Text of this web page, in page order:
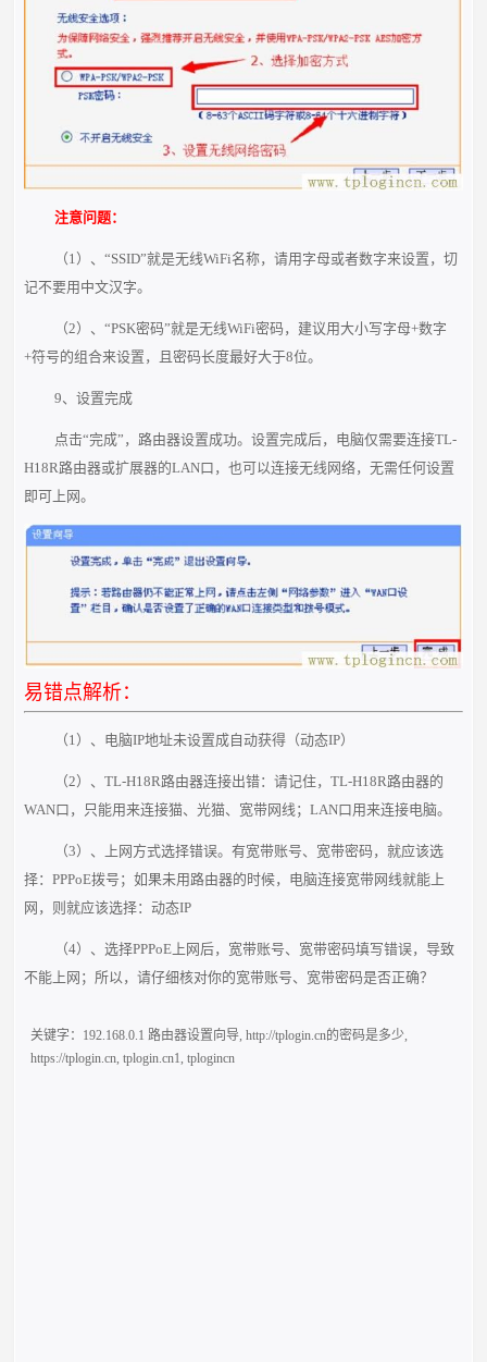
注意问题：
（1）、“SSID”就是无线WiFi名称，请用字母或者数字来设置，切
记不要用中文汉字。
（2）、“PSK密码”就是无线WiFi密码，建议用大小写字母+数字
+符号的组合来设置，且密码长度最好大于8位。
9、设置完成
点击“完成”，路由器设置成功。设置完成后，电脑仅需要连接TL-
H18R路由器或扩展器的LAN口，也可以连接无线网络，无需任何设置
即可上网。
易错点解析：
（1）、电脑IP地址未设置成自动获得（动态IP）
（2）、TL-H18R路由器连接出错：请记住，TL-H18R路由器的
WAN口，只能用来连接猫、光猫、宽带网线；LAN口用来连接电脑。
（3）、上网方式选择错误。有宽带账号、宽带密码，就应该选
择：PPPoE拨号；如果未用路由器的时候，电脑连接宽带网线就能上
网，则就应该选择：动态IP
（4）、选择PPPoE上网后，宽带账号、宽带密码填写错误，导致
不能上网；所以，请仔细核对你的宽带账号、宽带密码是否正确？
关键字： 192.168.0.1 路由器设置向导,http://tplogin.cn的密码是多少,
https://tplogin.cn,tplogin.cn1,tplogincn